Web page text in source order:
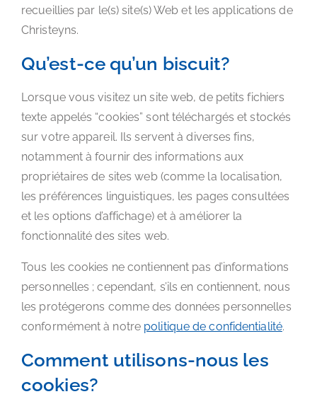
recueillies par le(s) site(s) Web et les applications de
Christeyns.
Qu’est-ce qu’un biscuit?
Lorsque vous visitez un site web, de petits fichiers
texte appelés “cookies” sont téléchargés et stockés
sur votre appareil. Ils servent à diverses fins,
notamment à fournir des informations aux
propriétaires de sites web (comme la localisation,
les préférences linguistiques, les pages consultées
et les options d’affichage) et à améliorer la
fonctionnalité des sites web.
Tous les cookies ne contiennent pas d’informations
personnelles ; cependant, s’ils en contiennent, nous
les protégerons comme des données personnelles
conformément à notre politique de confidentialité.
Comment utilisons-nous les
cookies?